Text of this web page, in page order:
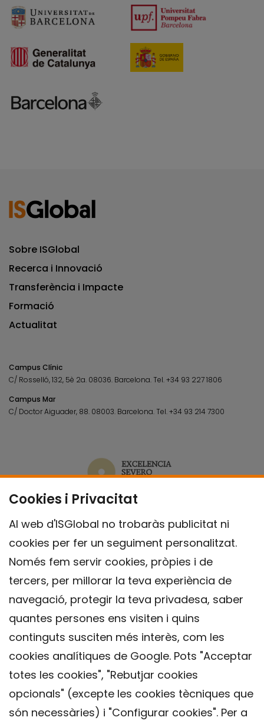
Cookies i Privacitat
Al web d'ISGlobal no trobaràs publicitat ni
cookies per fer un seguiment personalitzat.
Només fem servir cookies, pròpies i de
tercers, per millorar la teva experiència de
navegació, protegir la teva privadesa, saber
quantes persones ens visiten i quins
continguts susciten més interès, com les
cookies analítiques de Google. Pots "Acceptar
totes les cookies", "Rebutjar cookies
opcionals" (excepte les cookies tècniques que
són necessàries) i "Configurar cookies". Per a
Sobre ISGlobal
Recerca i Innovació
Transferència i Impacte
Formació
Actualitat
Campus Clínic
C/ Rosselló, 132, 5è 2a. 08036. Barcelona.Tel.+34 93 227 1806
Campus Mar
C/ Doctor Aiguader, 88. 08003. Barcelona.Tel.+34 93 214 7300
Contacte